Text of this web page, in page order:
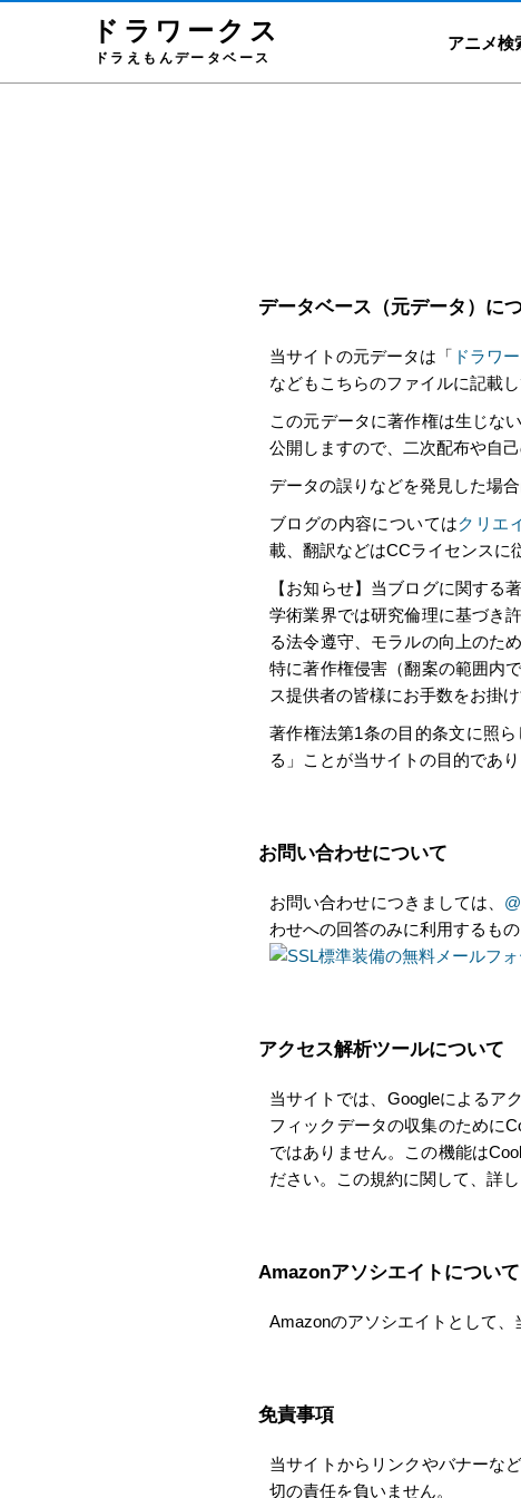
ドラワーク ス
ドラえもんデータベース
アニメ検
データベース（元データ）に
当サイトの元データは「 ドラワ
などもこちらのファイルに記載し
この元データに著作権は生じな
公開しますので、二次配布や自
データの誤りなどを発見した場
ブログの内容についてはクリエ
載、翻訳などはCCライセンスに
【お知らせ】当ブログに関す
学術業界では研究倫理に基づき
る法令遵守、モラルの向上のた
特に著作権侵害（翻案の範囲内
ス提供者の皆様にお手数をお掛
著作権法第1条の目的条文に照
る」ことが当サイトの目的であ
お問い合わせについて
お問い合わせにつきましては、
わせへの回答のみに利用するも
アクセス解析ツールについて
当サイトでは、Googleによるア
フィックデータの収集のために
ではありません。この機能は
ださい。この規約に関して、詳
Amazonアソシエイトについて
Amazonのアソシエイトとして、
免責事項
当サイトからリンクやバナーな
切の責任を負いません。